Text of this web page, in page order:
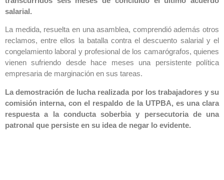
salarial.
La medida, resuelta en una asamblea, comprendió además otros
reclamos, entre ellos la batalla contra el descuento salarial y el
congelamiento laboral y profesional de los camarógrafos, quienes
vienen sufriendo desde hace meses una persistente política
empresaria de marginación en sus tareas.
La demostración de lucha realizada por los trabajadores y su
comisión interna, con el respaldo de la UTPBA, es una clara
respuesta a la conducta soberbia y persecutoria de una
patronal que persiste en su idea de negar lo evidente.